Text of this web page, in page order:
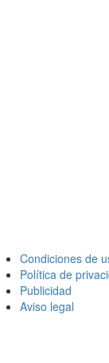
Condiciones de
Política de
Publicidad
Aviso legal